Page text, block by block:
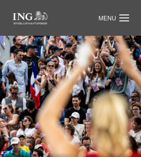
OFFIZIELLER HAUPTSPONSOR